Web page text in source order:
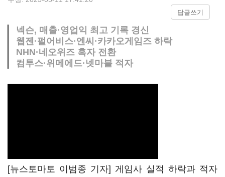
답글쓰기
넥슨, 매출·영업익 최고 기록 경신
웹젠·펄어비스·엔씨·카카오게임즈 하락
NHN·네오위즈 흑자 전환
컴투스·위메에드·넷마블 적자
[뉴스토마토 이범종 기자] 게임사 실적 하락과 적자